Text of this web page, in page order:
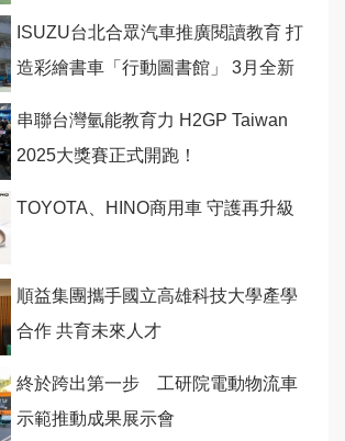
ISUZU台北合眾汽車推廣閱讀教育 打
造彩繪書車「行動圖書館」 3月全新
串聯台灣氫能教育力 H2GP Taiwan
2025大獎賽正式開跑！
TOYOTA、HINO商用車 守護再升級
順益集團攜手國立高雄科技大學產學
合作 共育未來人才
終於跨出第一步 工研院電動物流車
示範推動成果展示會